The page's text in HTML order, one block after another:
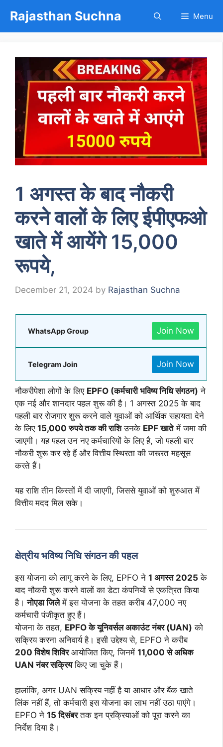
content
Rajasthan Suchna Menu
1 अगस्त के बाद नौकरी
करने वालों के लिए ईपीएफओ
खाते में आयेंगे 15,000
रूपये,
December 21, 2024 by Rajasthan Suchna
WhatsApp Group Join Now
Telegram Join Join Now
नौकरीपेशा लोगों के लिए EPFO (कर्मचारी भविष्य निधि संगठन) ने
एक नई और शानदार पहल शुरू की है। 1 अगस्त 2025 के बाद
पहली बार रोजगार शुरू करने वाले युवाओं को आर्थिक सहायता देने
के लिए 15,000 रुपये तक की राशिउनके EPF खातेमें जमा की
जाएगी। यह पहल उन नए कर्मचारियों के लिए है, जो पहली बार
नौकरी शुरू कर रहे हैं और वित्तीय स्थिरता की जरूरत महसूस
करते हैं।
यह राशि तीन किस्तों में दी जाएगी, जिससे युवाओं को शुरुआत में
वित्तीय मदद मिल सके।
क्षेत्रीय भविष्य निधि संगठन की पहल
इस योजना को लागू करने के लिए, EPFO ने 1 अगस्त 2025 के
बाद नौकरी शुरू करने वालों का डेटा कंपनियों से एकत्रित किया
है।नोएडा जिलेमें इस योजना के तहत करीब 47,000 नए
कर्मचारी पंजीकृत हुए हैं।
योजना के तहत, EPFO के यूनिवर्सल अकाउंट नंबर (UAN) को
सक्रिय करना अनिवार्य है। इसी उद्देश्य से, EPFO ने करीब
200 विशेष शिविरआयोजित किए, जिनमें 11,000 से अधिक
UAN नंबर सक्रियकिए जा चुके हैं।
हालांकि, अगर UAN सक्रिय नहीं है या आधार और बैंक खाते
लिंक नहीं हैं, तो कर्मचारी इस योजना का लाभ नहीं उठा पाएंगे।
EPFO ने 15 दिसंबरतक इन प्रक्रियाओं को पूरा करने का
निर्देश दिया है।